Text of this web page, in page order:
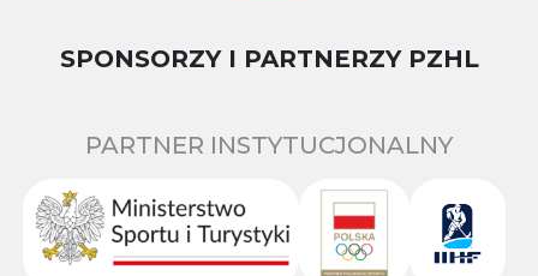
SPONSORZY I PARTNERZY PZHL
PARTNER INSTYTUCJONALNY